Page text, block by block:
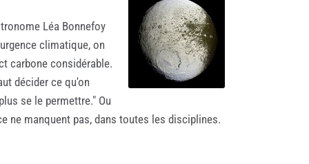
Léa Bonnefoy
climatique, on
carbone considérable.
décider ce qu'on
se le permettre." Ou
ne manquent pas, dans toutes les disciplines.